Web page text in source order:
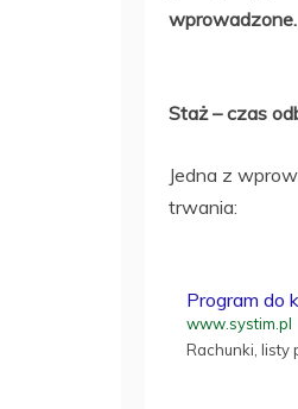
wprowadzone.
Staż – czas
Jedna z
trwania:
Program do
www.systim.pl
Rachunki, listy